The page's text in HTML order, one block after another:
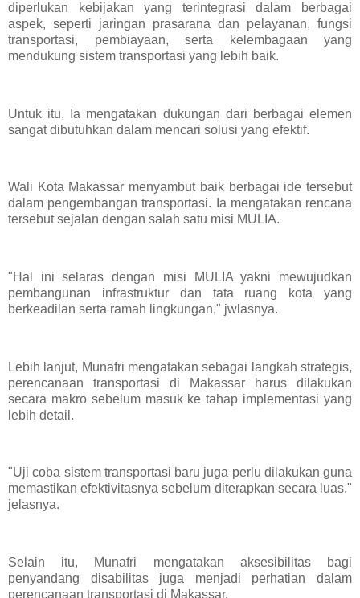
diperlukan kebijakan yang terintegrasi dalam berbagai
aspek, seperti jaringan prasarana dan pelayanan, fungsi
transportasi, pembiayaan, serta kelembagaan yang
mendukung sistem transportasi yang lebih baik.
Untuk itu, Ia mengatakan dukungan dari berbagai elemen
sangat dibutuhkan dalam mencari solusi yang efektif.
Wali Kota Makassar menyambut baik berbagai ide tersebut
dalam pengembangan transportasi. Ia mengatakan rencana
tersebut sejalan dengan salah satu misi MULIA.
"Hal ini selaras dengan misi MULIA yakni mewujudkan
pembangunan infrastruktur dan tata ruang kota yang
berkeadilan serta ramah lingkungan," jwlasnya.
Lebih lanjut, Munafri mengatakan sebagai langkah strategis,
perencanaan transportasi di Makassar harus dilakukan
secara makro sebelum masuk ke tahap implementasi yang
lebih detail.
"Uji coba sistem transportasi baru juga perlu dilakukan guna
memastikan efektivitasnya sebelum diterapkan secara luas,"
jelasnya.
Selain itu, Munafri mengatakan aksesibilitas bagi
penyandang disabilitas juga menjadi perhatian dalam
perencanaan transportasi di Makassar.